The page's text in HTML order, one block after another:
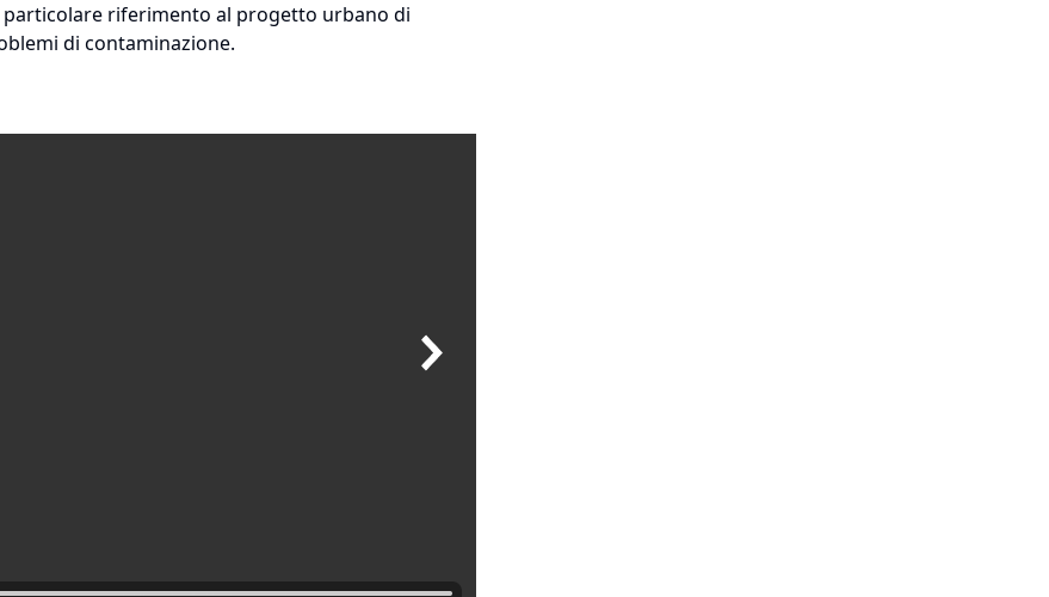
particolare riferimento al progetto urbano di
di contaminazione.